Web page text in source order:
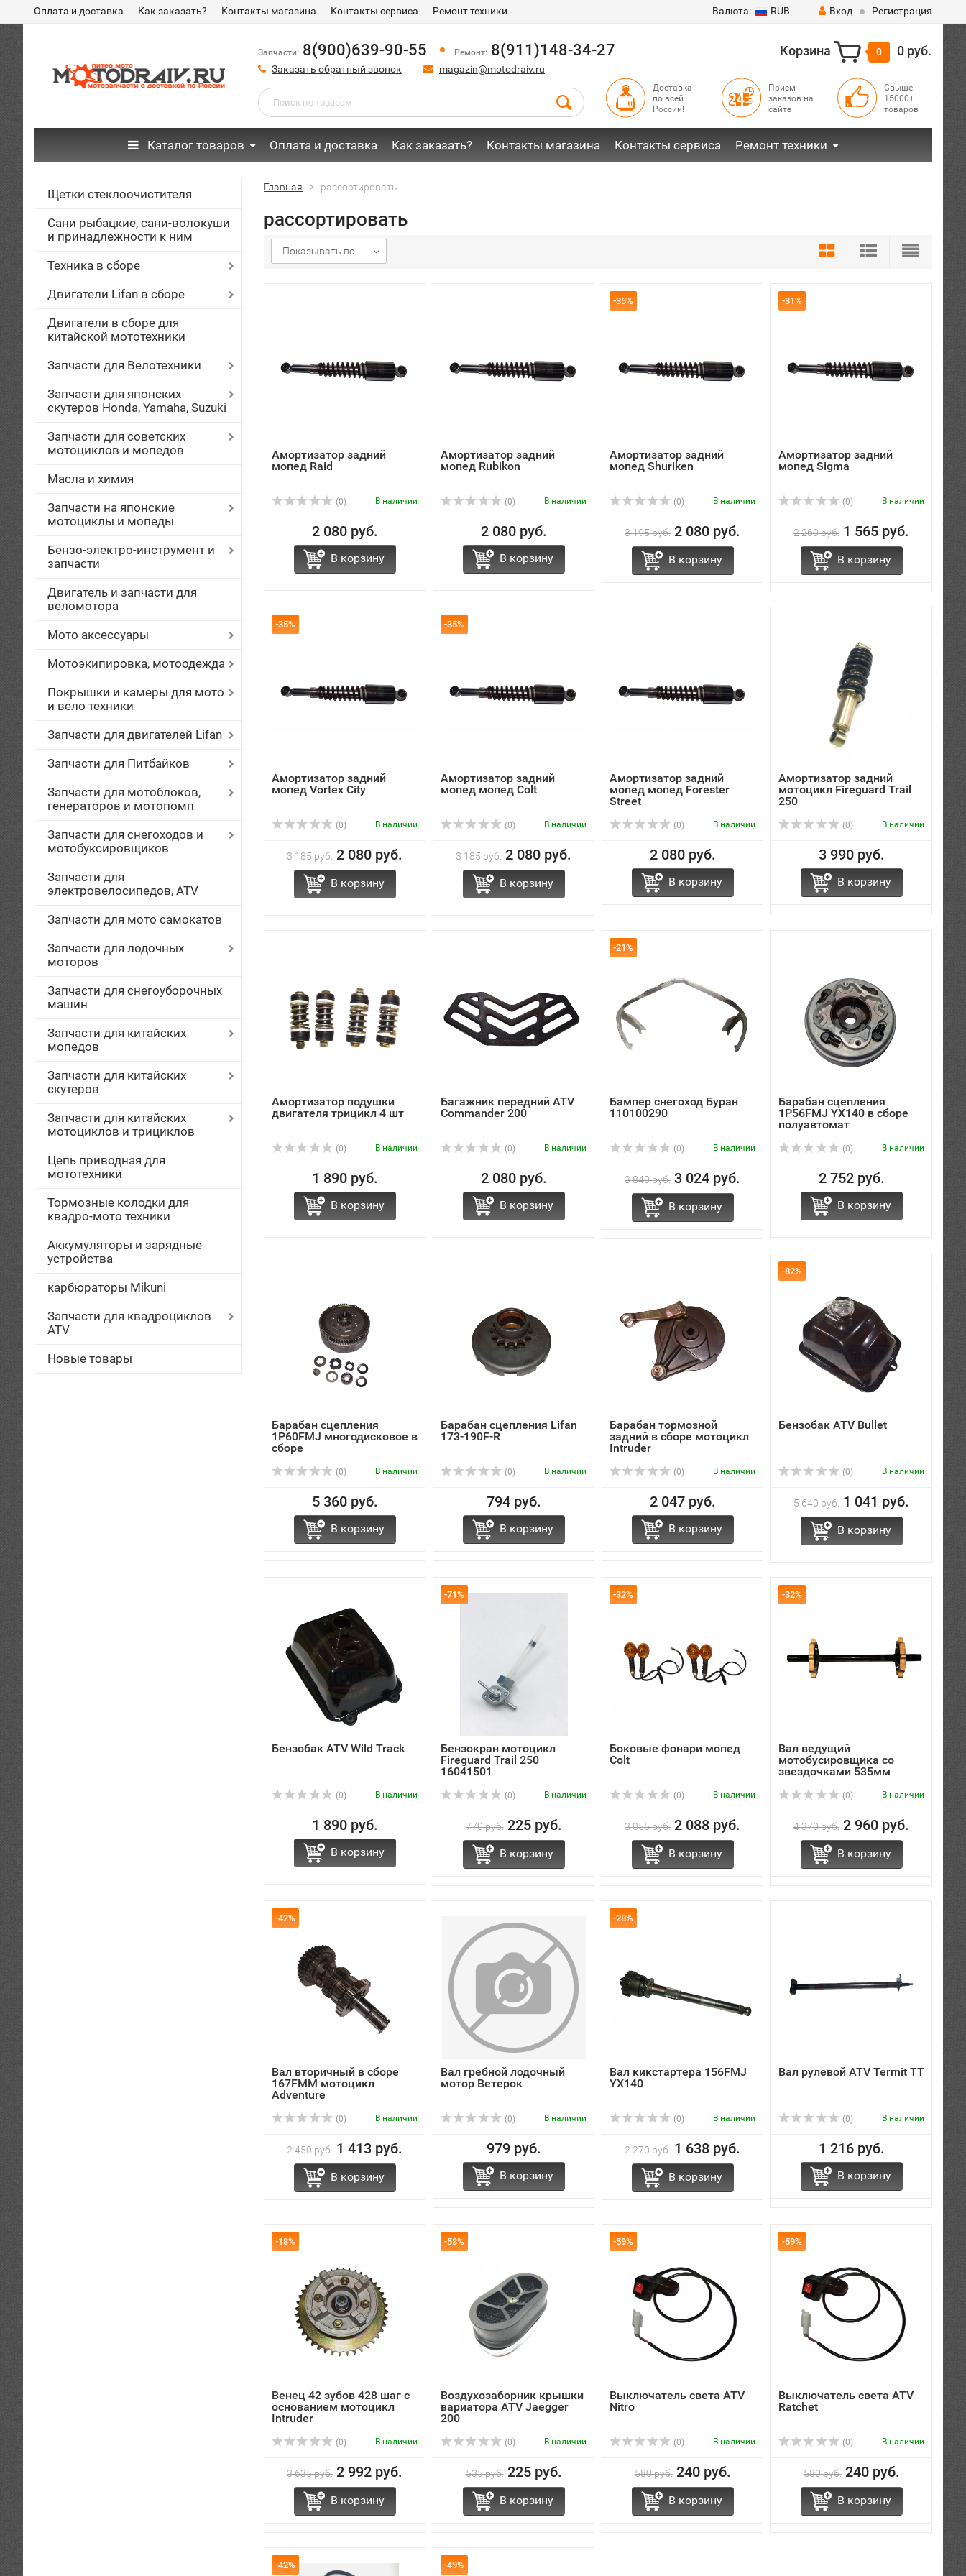
Оплата и доставка Как заказать? Контакты магазина Контакты сервиса Ремонт техники Валюта: RUB Вход Регистрация
Запчасти: 8(900)639-90-55 Ремонт: 8(911)148-34-27
Заказать обратный звонок magazin@motodraiv.ru
Корзина 0 0 руб.
Доставка
по всей
России!
Прием
заказов на
сайте
Свыше
15000+
товаров
Каталог товаров Оплата и доставка Как заказать? Контакты магазина Контакты сервиса Ремонт техники
Щетки стеклоочистителя
Сани рыбацкие, сани-волокуши
и принадлежности к ним
Техника в сборе
Двигатели Lifan в сборе
Двигатели в сборе для
китайской мототехники
Запчасти для Велотехники
Запчасти для японских
скутеров Honda, Yamaha, Suzuki
Запчасти для советских
мотоциклов и мопедов
Масла и химия
Запчасти на японские
мотоциклы и мопеды
Бензо-электро-инструмент и
запчасти
Двигатель и запчасти для
веломотора
Мото аксессуары
Мотоэкипировка, мотоодежда
Покрышки и камеры для мото
и вело техники
Запчасти для двигателей Lifan
Запчасти для Питбайков
Запчасти для мотоблоков,
генераторов и мотопомп
Запчасти для снегоходов и
мотобуксировщиков
Запчасти для
электровелосипедов, ATV
Запчасти для мото самокатов
Запчасти для лодочных
моторов
Запчасти для снегоуборочных
машин
Запчасти для китайских
мопедов
Запчасти для китайских
скутеров
Запчасти для китайских
мотоциклов и трициклов
Цепь приводная для
мототехники
Тормозные колодки для
квадро-мото техники
Аккумуляторы и зарядные
устройства
карбюраторы Mikuni
Запчасти для квадроциклов
ATV
Новые товары
Главная рассортировать
рассортировать
Показывать по:
Амортизатор задний
мопед Raid
(0) В наличии
2 080 руб.
В корзину
Амортизатор задний
мопед Rubikon
(0) В наличии
2 080 руб.
В корзину
-35%
Амортизатор задний
мопед Shuriken
(0) В наличии
3 195 руб. 2 080 руб.
В корзину
-31%
Амортизатор задний
мопед Sigma
(0) В наличии
2 260 руб. 1 565 руб.
В корзину
-35%
Амортизатор задний
мопед Vortex City
(0) В наличии
3 185 руб. 2 080 руб.
В корзину
-35%
Амортизатор задний
мопед мопед Colt
(0) В наличии
3 185 руб. 2 080 руб.
В корзину
Амортизатор задний
мопед мопед Forester
Street
(0) В наличии
2 080 руб.
В корзину
Амортизатор задний
мотоцикл Fireguard Trail
250
(0) В наличии
3 990 руб.
В корзину
Амортизатор подушки
двигателя трицикл 4 шт
(0) В наличии
1 890 руб.
В корзину
Багажник передний ATV
Commander 200
(0) В наличии
2 080 руб.
В корзину
-21%
Бампер снегоход Буран
110100290
(0) В наличии
3 840 руб. 3 024 руб.
В корзину
Барабан сцепления
1P56FMJ YX140 в сборе
полуавтомат
(0) В наличии
2 752 руб.
В корзину
Барабан сцепления
1P60FMJ многодисковое в
сборе
(0) В наличии
5 360 руб.
В корзину
Барабан сцепления Lifan
173-190F-R
(0) В наличии
794 руб.
В корзину
Барабан тормозной
задний в сборе мотоцикл
Intruder
(0) В наличии
2 047 руб.
В корзину
-82%
Бензобак ATV Bullet
(0) В наличии
5 640 руб. 1 041 руб.
В корзину
Бензобак ATV Wild Track
(0) В наличии
1 890 руб.
В корзину
-71%
Бензокран мотоцикл
Fireguard Trail 250
16041501
(0) В наличии
770 руб. 225 руб.
В корзину
-32%
Боковые фонари мопед
Colt
(0) В наличии
3 055 руб. 2 088 руб.
В корзину
-32%
Вал ведущий
мотобусировщика со
звездочками 535мм
(0) В наличии
4 370 руб. 2 960 руб.
В корзину
-42%
Вал вторичный в сборе
167FMM мотоцикл
Adventure
(0) В наличии
2 450 руб. 1 413 руб.
В корзину
Вал гребной лодочный
мотор Ветерок
(0) В наличии
979 руб.
В корзину
-28%
Вал кикстартера 156FMJ
YX140
(0) В наличии
2 270 руб. 1 638 руб.
В корзину
Вал рулевой ATV Termit ТТ
(0) В наличии
1 216 руб.
В корзину
-18%
Венец 42 зубов 428 шаг с
основанием мотоцикл
Intruder
(0) В наличии
3 635 руб. 2 992 руб.
В корзину
-58%
Воздухозаборник крышки
вариатора ATV Jaegger
200
(0) В наличии
535 руб. 225 руб.
В корзину
-59%
Выключатель света ATV
Nitro
(0) В наличии
580 руб. 240 руб.
В корзину
-59%
Выключатель света ATV
Ratchet
(0) В наличии
580 руб. 240 руб.
В корзину
-42% -49%